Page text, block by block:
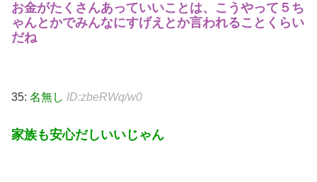
お金がたくさんあっていいことは、こうやって５ち
ゃんとかでみんなにすげえとか言われることくらい
だね
35: 名無し ID:zbeRWq/w0
家族も安心だしいいじゃん